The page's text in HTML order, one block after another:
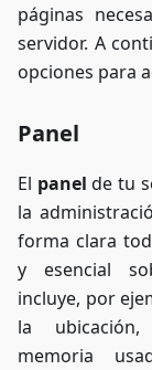
páginas
servidor. A
opciones para
Panel
El panel de tu
la
forma clara
y esencial
incluye, por
la
memoria